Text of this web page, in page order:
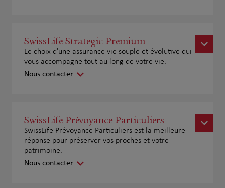
SwissLife Strategic Premium
Le choix d'une assurance vie souple et évolutive qui
vous accompagne tout au long de votre vie.
Nous contacter
SwissLife Prévoyance Particuliers
SwissLife Prévoyance Particuliers est la meilleure
réponse pour préserver vos proches et votre
patrimoine.
Nous contacter